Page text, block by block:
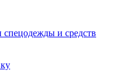
спецодежды и средств